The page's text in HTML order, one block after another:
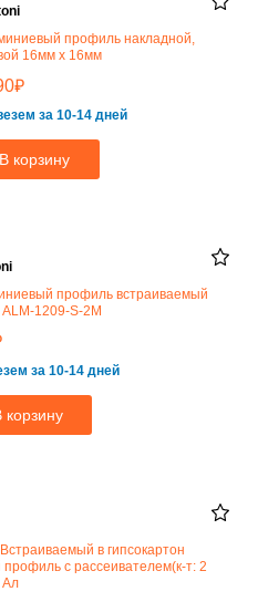
профиль накладной,
16мм x 16мм
₽
за 10-14 дней
В корзину
профиль встраиваемый
ALM-1209-S-2M
за 10-14 дней
корзину
в гипсокартон
с рассеивателем(к-т: 2
Ал